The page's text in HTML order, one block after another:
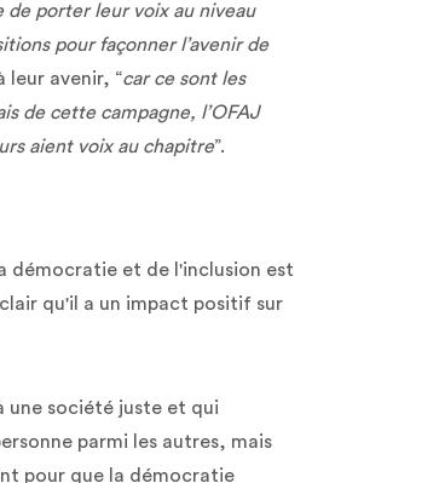
porter leur voix au niveau
pour façonner l’avenir de
leur avenir, “car ce sont les
de cette campagne, l’OFAJ
aient voix au chapitre”.
démocratie et de l'inclusion est
qu'il a un impact positif sur
une société juste et qui
parmi les autres, mais
pour que la démocratie